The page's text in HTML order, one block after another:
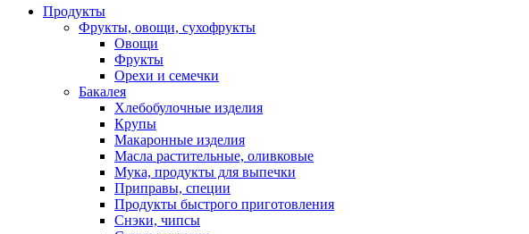
Продукты
Фрукты, овощи, сухофрукты
Овощи
Фрукты
Орехи и семечки
Бакалея
Хлебобулочные изделия
Крупы
Макаронные изделия
Масла растительные, оливковые
Мука, продукты для выпечки
Приправы, специи
Продукты быстрого приготовления
Снэки, чипсы